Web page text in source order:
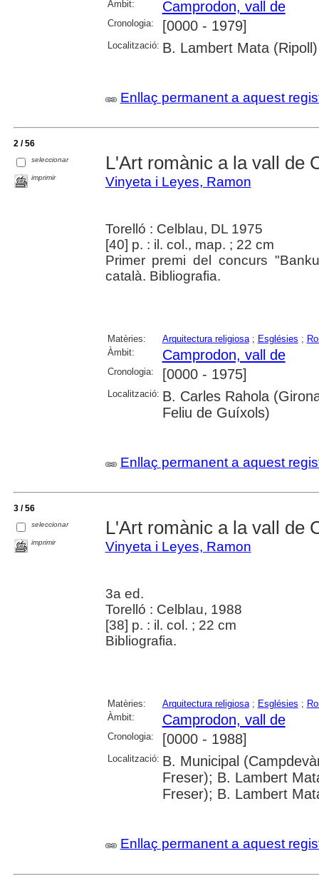
Àmbit:
Camprodon, vall de
Cronologia: [0000 - 1979]
Localització: B. Lambert Mata (Ripoll)
Enllaç permanent a aquest
2 / 56
seleccionar
imprimir
L'Art romànic a la vall de
Vinyeta i Leyes, Ramon
Torelló : Celblau, DL 1975
[40] p. : il. col., map. ; 22 cm
Primer premi del concurs
català. Bibliografia.
Matèries: Arquitectura religiosa; Esglésies ;
Àmbit:
Camprodon, vall de
Cronologia: [0000 - 1975]
Localització: B. Carles Rahola
Feliu de Guíxols)
Enllaç permanent a aquest
3 / 56
seleccionar
imprimir
L'Art romànic a la vall de
Vinyeta i Leyes, Ramon
3a ed.
Torelló : Celblau, 1988
[38] p. : il. col. ; 22 cm
Bibliografia.
Matèries: Arquitectura religiosa; Esglésies ;
Àmbit:
Camprodon, vall de
Cronologia: [0000 - 1988]
Localització: B. Municipal
Freser); B. Lambert
Freser); B. Lambert
Enllaç permanent a aquest